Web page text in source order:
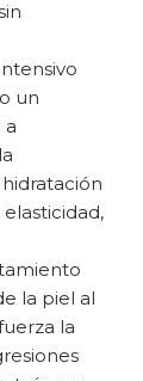
un
a
la piel al
la